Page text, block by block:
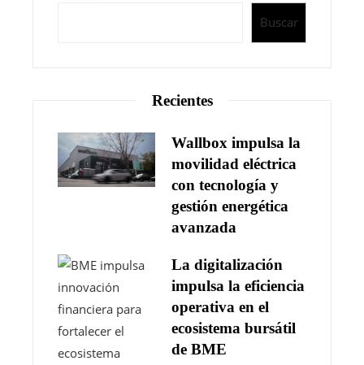
Buscar
Recientes
Wallbox impulsa la
movilidad eléctrica
con tecnología y
gestión energética
avanzada
La digitalización
impulsa la eficiencia
operativa en el
ecosistema bursátil
de BME